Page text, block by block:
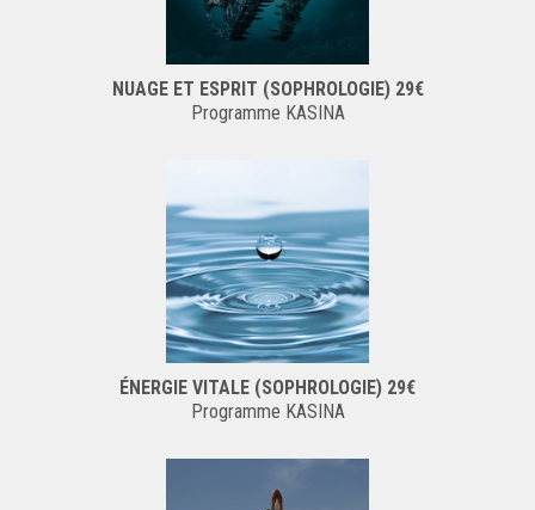
NUAGE ET ESPRIT (SOPHROLOGIE) 29€
Programme KASINA
ÉNERGIE VITALE (SOPHROLOGIE) 29€
Programme KASINA